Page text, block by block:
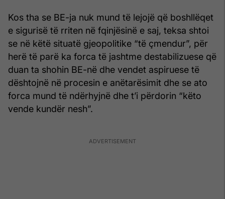
Kos tha se BE-ja nuk mund të lejojë që boshllëqet
e sigurisë të rriten në fqinjësinë e saj, teksa shtoi
se në këtë situatë gjeopolitike “të çmendur”, për
herë të parë ka forca të jashtme destabilizuese që
duan ta shohin BE-në dhe vendet aspiruese të
dështojnë në procesin e anëtarësimit dhe se ato
forca mund të ndërhyjnë dhe t’i përdorin “këto
vende kundër nesh”.